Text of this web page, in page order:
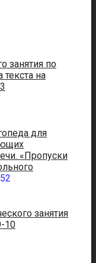
занятия по
на
для
«Пропуски
занятия
10